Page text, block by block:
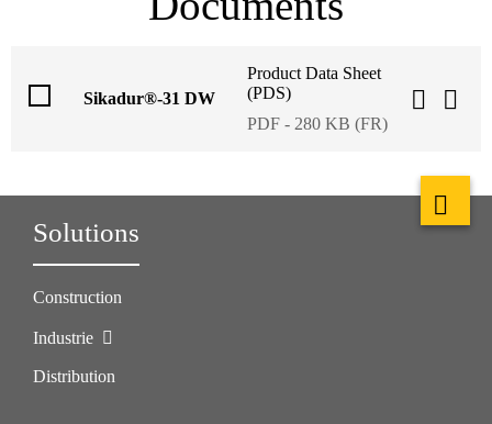
Sikadur®-31 DW
Product Data Sheet
(PDS)
PDF - 280 KB (FR)
Solutions
Construction
Industrie
Distribution